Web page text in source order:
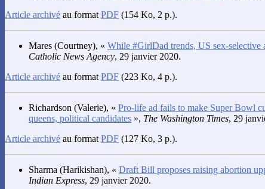
Article archivé au format PDF (154 Ko, 2 p.).
Mares (Courtney), « While #GirlDad trends, US sex-selective
Catholic News Agency, 29 janvier 2020.
Article archivé au format PDF (223 Ko, 4 p.).
Richardson (Valerie), « Pro-life ad fails to make Super Bowl
queens, political candidates », The Washington Times, 29
Article archivé au format PDF (127 Ko, 3 p.).
Sharma (Harikishan), « Draft Bill proposes raising abortion
Indian Express, 29 janvier 2020.